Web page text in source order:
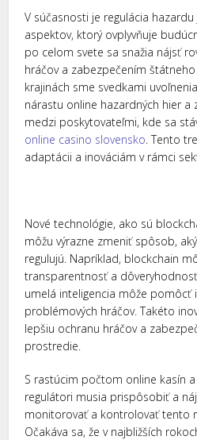
V súčasnosti je regulácia
aspektov, ktorý ovplyvňuje
po celom svete sa snažia nájsť
hráčov a zabezpečením
krajinách sme svedkami
nárastu online hazardných hier a
medzi poskytovateľmi, kde sa
online casino slovensko. Tento
adaptácii a inováciám v rámci
Nové technológie, ako sú
môžu výrazne zmeniť spôsob,
regulujú. Napríklad, blockchain
transparentnosť a
umelá inteligencia môže pomôcť
problémových hráčov. Takéto
lepšiu ochranu hráčov a
prostredie.
S rastúcim počtom online kasín
regulátori musia prispôsobiť a
monitorovať a kontrolovať tento
Očakáva sa, že v najbližších